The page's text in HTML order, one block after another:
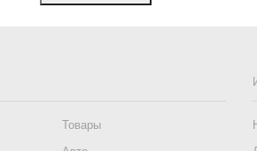
Товары